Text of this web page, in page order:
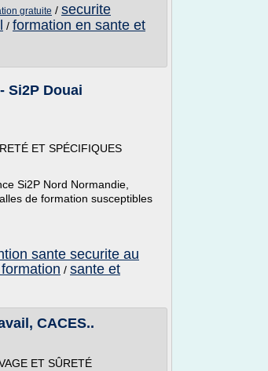
gratuite / securite
/ formation en sante et
Si2P Douai
ET SPÉCIFIQUES
Si2P Nord Normandie,
de formation susceptibles
sante securite au
/ sante et
CACES..
ET SÛRETÉ